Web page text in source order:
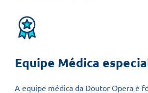
Equipe Médica
A equipe médica da Doutor Opera é